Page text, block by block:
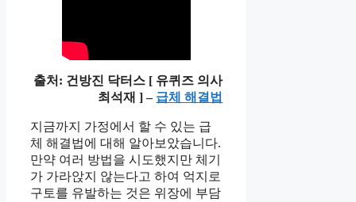
출처: 건방진 닥터스 [ 유퀴즈 의사
최석재 ] – 급체 해결법
지금까지 가정에서 할 수 있는 급
체 해결법에 대해 알아보았습니다.
만약 여러 방법을 시도했지만 체기
가 가라앉지 않는다고 하여 억지로
구토를 유발하는 것은 위장에 부담